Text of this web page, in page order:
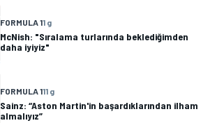
FORMULA 11 g
McNish: "Sıralama turlarında beklediğimden
daha iyiyiz"
FORMULA 111 g
Sainz: “Aston Martin'in başardıklarından ilham
almalıyız”